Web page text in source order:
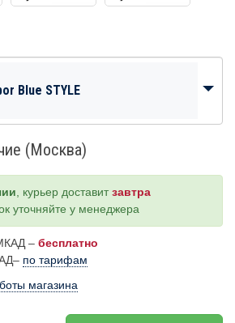
Blue STYLE
(Москва)
, курьер доставитзавтра
уточняйте у менеджера
– бесплатно
по тарифам
магазина